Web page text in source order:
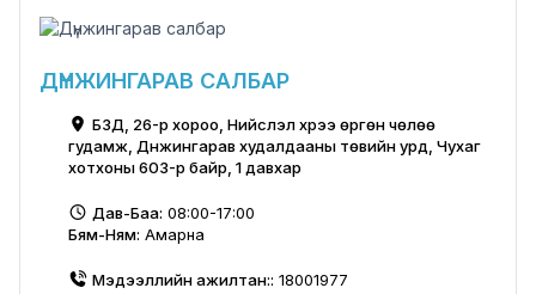
ДҮНЖИНГАРАВ САЛБАР
БЗД, 26-р хороо, Нийслэл хүрээ өргөн чөлөө
гудамж, Дүнжингарав худалдааны төвийн урд, Чухаг
хотхоны 603-р байр, 1 давхар
Дав-Баа: 08:00-17:00
Бям-Ням: Амарна
Мэдээллийн ажилтан:: 18001977